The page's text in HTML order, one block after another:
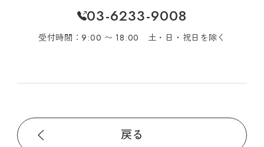
03-6233-9008
受付時間：9:00 〜 18:00 土・日・祝日を除く
戻る